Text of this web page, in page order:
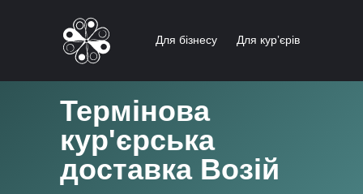
Для курʼєрів
Для бізнесу
Термінова
кур'єрська
доставка Возій